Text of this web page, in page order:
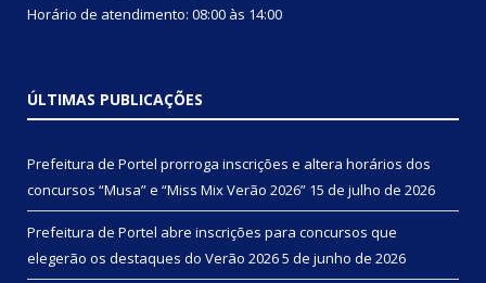
Horário de atendimento: 08:00 às 14:00
ÚLTIMAS PUBLICAÇÕES
Prefeitura de Portel prorroga inscrições e altera horários dos
concursos “Musa” e “Miss Mix Verão 2026” 15 de julho de 2026
Prefeitura de Portel abre inscrições para concursos que
elegerão os destaques do Verão 20265 de junho de 2026